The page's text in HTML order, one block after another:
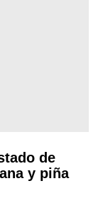
de
y piña